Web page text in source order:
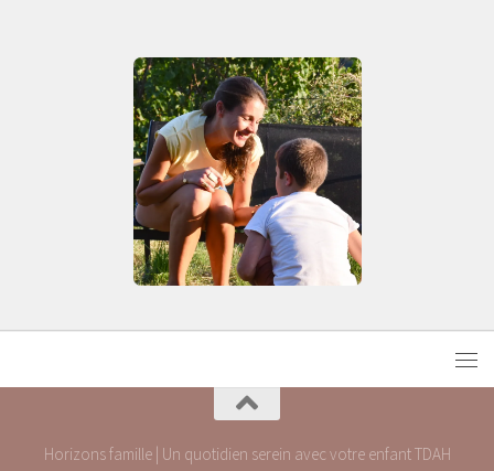
Horizons famille | Un quotidien serein avec votre enfant TDAH